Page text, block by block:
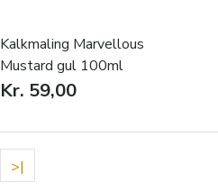
Kalkmaling Marvellous
Mustard gul 100ml
Kr. 59,00
>|